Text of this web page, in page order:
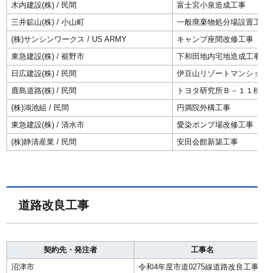
木内建設(株) / 民間
富士宮小泉造成工事
三井鉱山(株) / 小山町
一般廃棄物処分場設置工
(株)サンシンワークス / US ARMY
キャンプ座間改修工事
東急建設(株) / 裾野市
下和田地内宅地造成工事
日広建設(株) / 民間
伊豆山リゾートマンショ
鹿島道路(株) / 民間
トヨタ研究所Ｂ－１１棟
(株)鴻池組 / 民間
円満院外構工事
東急建設(株) / 清水市
愛染ポンプ場改修工事
(株)静清産業 / 民間
安田会館新築工事
道路改良工事
契約先・発注者
工事名
沼津市
令和4年度市道0275線道路改良工事